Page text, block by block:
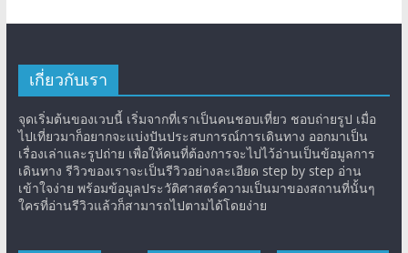
เกี่ยวกับเรา
จุดเริ่มต้นของเวบนี้ เริ่มจากที่เราเป็นคนชอบเที่ยว ชอบถ่ายรูป เมื่อ
ไปเที่ยวมาก็อยากจะแบ่งปันประสบการณ์การเดินทาง ออกมาเป็น
เรื่องเล่าและรูปถ่าย เพื่อให้คนที่ต้องการจะไปไว้อ่านเป็นข้อมูลการ
เดินทาง รีวิวของเราจะเป็นรีวิวอย่างละเอียด step by step อ่าน
เข้าใจง่าย พร้อมข้อมูลประวัติศาสตร์ความเป็นมาของสถานที่นั้นๆ
ใครที่อ่านรีวิวแล้วก็สามารถไปตามได้โดยง่าย